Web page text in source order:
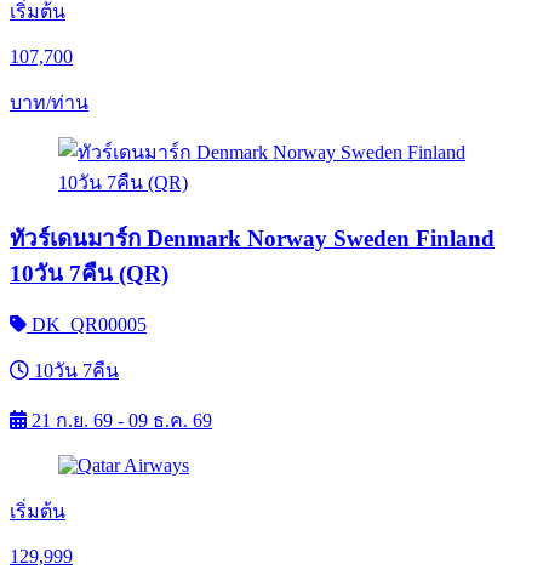
เริ่มต้น
107,700
บาท/ท่าน
ทัวร์เดนมาร์ก Denmark Norway Sweden Finland
10วัน 7คืน (QR)
DK_QR00005
10วัน 7คืน
21 ก.ย. 69 - 09 ธ.ค. 69
เริ่มต้น
129,999